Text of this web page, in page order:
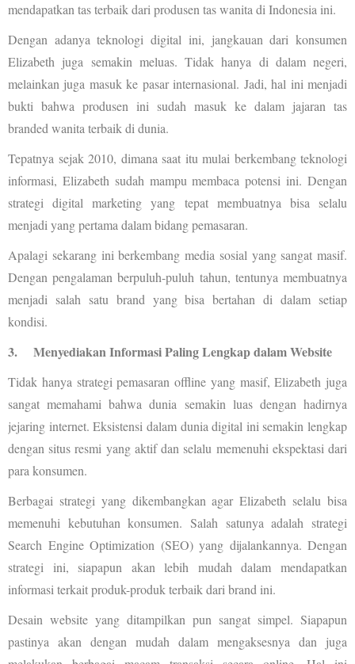
mendapatkan tas terbaik dari produsen tas wanita di Indonesia ini.
Dengan adanya teknologi digital ini, jangkauan dari konsumen
Elizabeth juga semakin meluas. Tidak hanya di dalam negeri,
melainkan juga masuk ke pasar internasional. Jadi, hal ini menjadi
bukti bahwa produsen ini sudah masuk ke dalam jajaran tas
branded wanita terbaik di dunia.
Tepatnya sejak 2010, dimana saat itu mulai berkembang teknologi
informasi, Elizabeth sudah mampu membaca potensi ini. Dengan
strategi digital marketing yang tepat membuatnya bisa selalu
menjadi yang pertama dalam bidang pemasaran.
Apalagi sekarang ini berkembang media sosial yang sangat masif.
Dengan pengalaman berpuluh-puluh tahun, tentunya membuatnya
menjadi salah satu brand yang bisa bertahan di dalam setiap
kondisi.
3. Menyediakan Informasi Paling Lengkap dalam Website
Tidak hanya strategi pemasaran offline yang masif, Elizabeth juga
sangat memahami bahwa dunia semakin luas dengan hadirnya
jejaring internet. Eksistensi dalam dunia digital ini semakin lengkap
dengan situs resmi yang aktif dan selalu memenuhi ekspektasi dari
para konsumen.
Berbagai strategi yang dikembangkan agar Elizabeth selalu bisa
memenuhi kebutuhan konsumen. Salah satunya adalah strategi
Search Engine Optimization (SEO) yang dijalankannya. Dengan
strategi ini, siapapun akan lebih mudah dalam mendapatkan
informasi terkait produk-produk terbaik dari brand ini.
Desain website yang ditampilkan pun sangat simpel. Siapapun
pastinya akan dengan mudah dalam mengaksesnya dan juga